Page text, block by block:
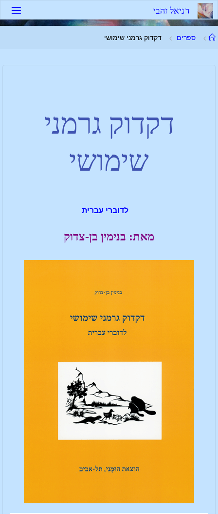
דניאל זהבי
ספרים דקדוק גרמני שימושי
דקדוק גרמני
שימושי
לדוברי עברית
מאת: בנימין בן-צדוק